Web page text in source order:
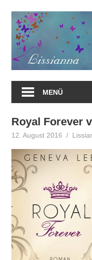
springen
MENÜ
Royal Forever
12. August 2016